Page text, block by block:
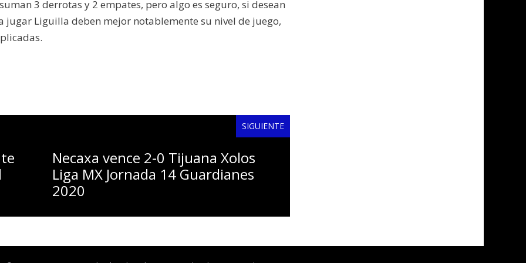
3 derrotas y 2 empates, pero algo es seguro, si desean
jugar Liguilla deben mejor notablemente su nivel de juego,
SIGUIENTE
Necaxa vence 2-0 Tijuana Xolos
Liga MX Jornada 14 Guardianes
2020